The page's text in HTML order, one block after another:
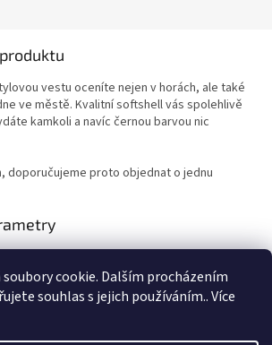
cookie. Dalším procházením
souhlas s jejich používáním.. Více
vestu oceníte nejen v horách, ale také
ve městě. Kvalitní softshell vás spolehlivě
kamkoli a navíc černou barvou nic
doporučujeme proto objednat o jednu